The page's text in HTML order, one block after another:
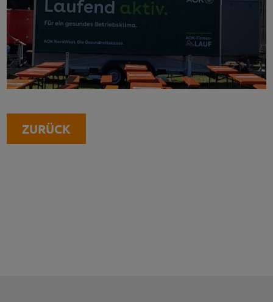
ZURÜCK